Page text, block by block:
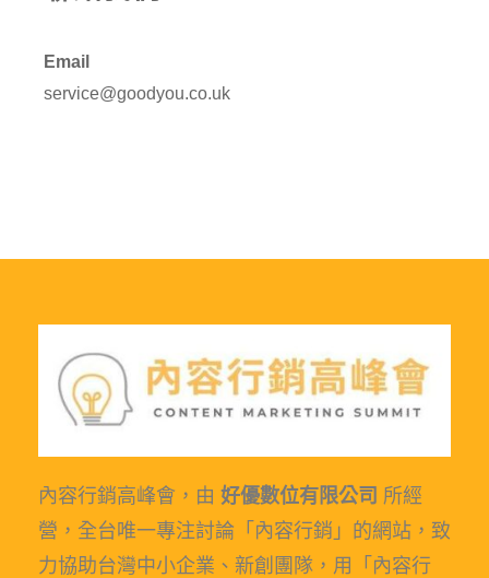
Email
service@goodyou.co.uk
內容行銷高峰會，由 好優數位有限公司 所經
營，全台唯一專注討論「內容行銷」的網站，致
力協助台灣中小企業、新創團隊，用「內容行